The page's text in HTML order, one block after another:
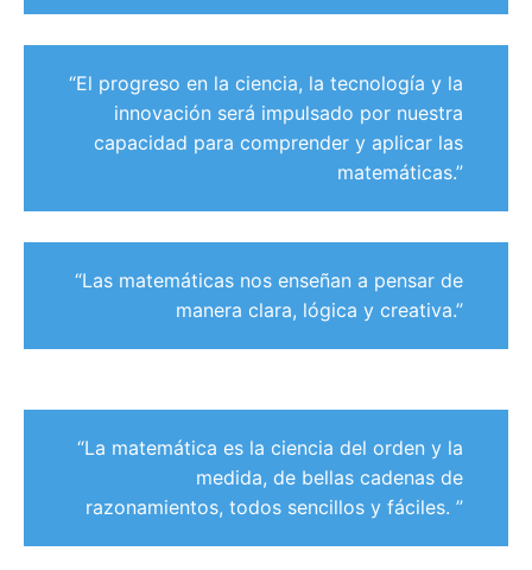
“El progreso en la ciencia, la tecnología y la
innovación será impulsado por nuestra
capacidad para comprender y aplicar las
matemáticas.”
“Las matemáticas nos enseñan a pensar de
manera clara, lógica y creativa.”
“La matemática es la ciencia del orden y la
medida, de bellas cadenas de
razonamientos, todos sencillos y fáciles. ”